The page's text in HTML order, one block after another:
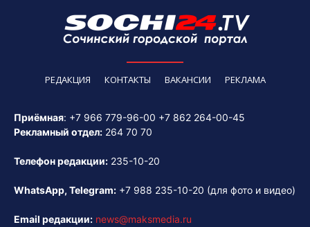
РЕДАКЦИЯ КОНТАКТЫ ВАКАНСИИ РЕКЛАМА
Приёмная: +7 966 779-96-00 +7 862 264-00-45
Рекламный отдел: 264 70 70
Телефон редакции: 235-10-20
WhatsApp, Telegram: +7 988 235-10-20 (для фото и видео)
Email редакции: news@maksmedia.ru